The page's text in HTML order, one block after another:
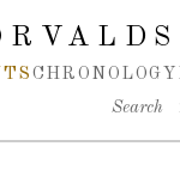
CHRONOLOGY
Search